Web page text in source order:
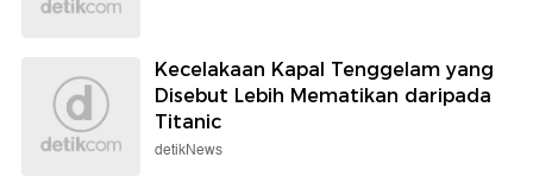
Kecelakaan Kapal Tenggelam yang
Disebut Lebih Mematikan daripada
Titanic
detikNews